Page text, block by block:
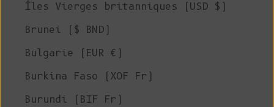
Îles Vierges britanniques (USD $)
Brunei ($ BND)
Bulgarie (EUR €)
Burkina Faso (XOF Fr)
Burundi (BIF Fr)